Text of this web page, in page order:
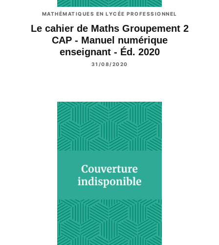
MATHÉMATIQUES EN LYCÉE PROFESSIONNEL
Le cahier de Maths Groupement 2
CAP - Manuel numérique
enseignant - Éd. 2020
31/08/2020